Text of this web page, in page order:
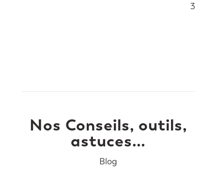
3
Nos Conseils, outils,
astuces…
Blog